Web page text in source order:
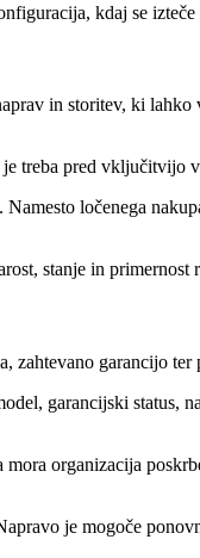
kdaj se
in storitev, ki
treba pred vključitvijo
ločenega
stanje in primernost
garancijo ter
garancijski status,
organizacija
je mogoče